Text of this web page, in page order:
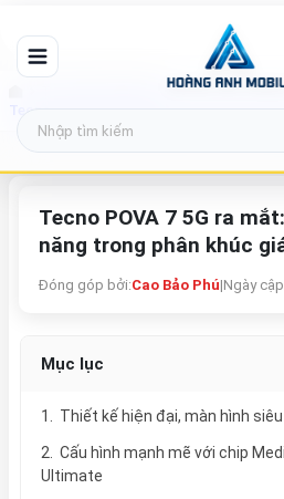
Tecno POVA 7 5G ra
Tecno POVA 7 5G ra
năng trong phân khúc
Đóng góp bởi:Cao Bảo Phú|Ngày
Mục lục
1. Thiết kế hiện đại, màn hình
2. Cấu hình mạnh mẽ với chip
Ultimate